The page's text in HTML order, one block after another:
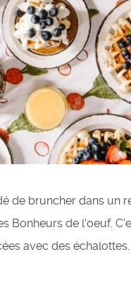
de bruncher dans un
Bonheurs de l'oeuf.
avec des